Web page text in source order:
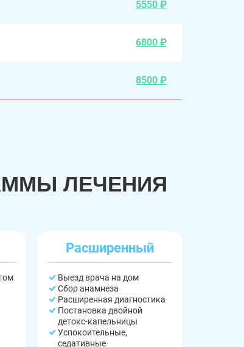
5550 ₽
6800 ₽
8500 ₽
ЛЕЧЕНИЯ
Расширенный
Выезд врача на дом
Сбор анамнеза
Расширенная диагностика
Постановка двойной
детокс-капельницы
Успокоительные,
седативные